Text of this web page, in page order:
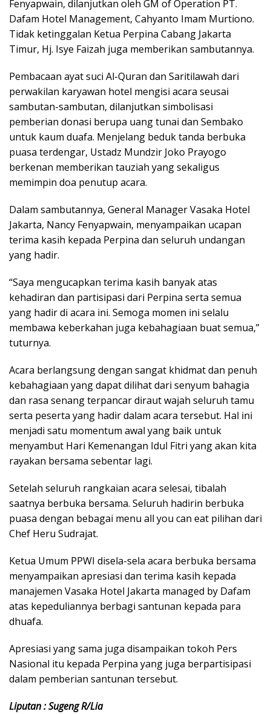
Fenyapwain, dilanjutkan oleh GM of Operation PT.
Dafam Hotel Management, Cahyanto Imam Murtiono.
Tidak ketinggalan Ketua Perpina Cabang Jakarta
Timur, Hj. Isye Faizah juga memberikan sambutannya.
Pembacaan ayat suci Al-Quran dan Saritilawah dari
perwakilan karyawan hotel mengisi acara seusai
sambutan-sambutan, dilanjutkan simbolisasi
pemberian donasi berupa uang tunai dan Sembako
untuk kaum duafa. Menjelang beduk tanda berbuka
puasa terdengar, Ustadz Mundzir Joko Prayogo
berkenan memberikan tauziah yang sekaligus
memimpin doa penutup acara.
Dalam sambutannya, General Manager Vasaka Hotel
Jakarta, Nancy Fenyapwain, menyampaikan ucapan
terima kasih kepada Perpina dan seluruh undangan
yang hadir.
“Saya mengucapkan terima kasih banyak atas
kehadiran dan partisipasi dari Perpina serta semua
yang hadir di acara ini. Semoga momen ini selalu
membawa keberkahan juga kebahagiaan buat semua,”
tuturnya.
Acara berlangsung dengan sangat khidmat dan penuh
kebahagiaan yang dapat dilihat dari senyum bahagia
dan rasa senang terpancar diraut wajah seluruh tamu
serta peserta yang hadir dalam acara tersebut. Hal ini
menjadi satu momentum awal yang baik untuk
menyambut Hari Kemenangan Idul Fitri yang akan kita
rayakan bersama sebentar lagi.
Setelah seluruh rangkaian acara selesai, tibalah
saatnya berbuka bersama. Seluruh hadirin berbuka
puasa dengan bebagai menu all you can eat pilihan dari
Chef Heru Sudrajat.
Ketua Umum PPWI disela-sela acara berbuka bersama
menyampaikan apresiasi dan terima kasih kepada
manajemen Vasaka Hotel Jakarta managed by Dafam
atas kepeduliannya berbagi santunan kepada para
dhuafa.
Apresiasi yang sama juga disampaikan tokoh Pers
Nasional itu kepada Perpina yang juga berpartisipasi
dalam pemberian santunan tersebut.
Liputan : Sugeng R/Lia